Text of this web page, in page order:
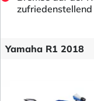
zufriedenstellend
Yamaha R1 2018